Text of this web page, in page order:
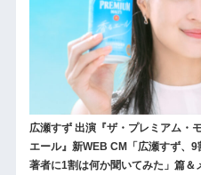
広瀬すず 出演『ザ・プレミアム・
エール』新WEB CM「広瀬すず、
著者に1割は何か聞いてみた」篇＆